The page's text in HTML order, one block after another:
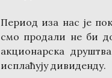
Период иза нас је
смо продали не би
акционарска
исплаћују дивиденду.